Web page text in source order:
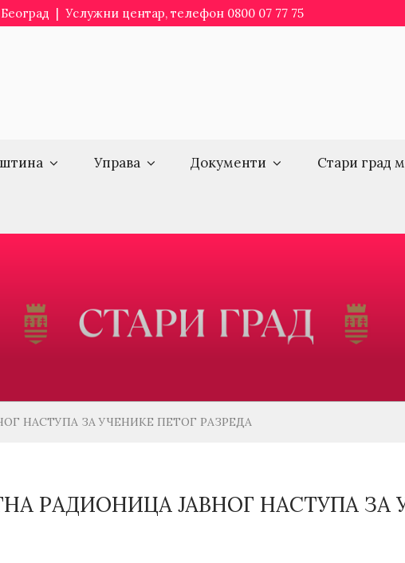
| Услужни центар, телефон 0800 07 77 75
Управа Документи Стари град
НАСТУПА ЗА УЧЕНИКЕ ПЕТОГ РАЗРЕДА
РАДИОНИЦА ЈАВНОГ НАСТУПА ЗА